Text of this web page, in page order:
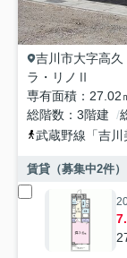
吉川市大字高久
ラ・リノⅡ
専有面積
27.02
総階数
3階建
武蔵野線 「吉川
賃貸（募集中2件）